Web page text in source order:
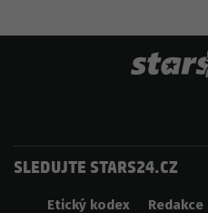
SLEDUJTE STARS24.CZ
Etický kodex Redakce